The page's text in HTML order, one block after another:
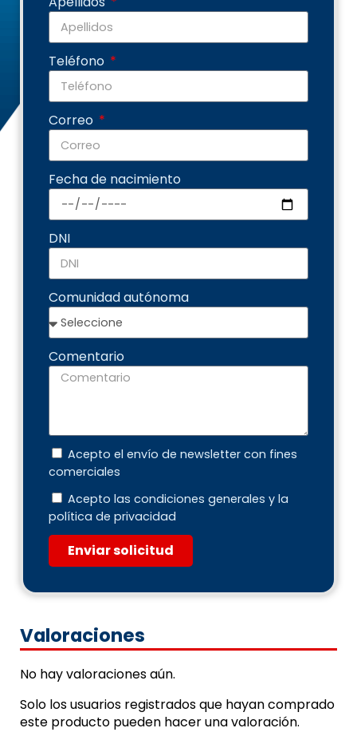
Teléfono
Correo
Fecha de nacimiento
DNI
Comunidad autónoma
Comentario
Acepto el envío de newsletter con fines
comerciales
Acepto las condiciones generales y la
política de privacidad
Enviar solicitud
Valoraciones
No hay valoraciones aún.
Solo los usuarios registrados que hayan comprado
este producto pueden hacer una valoración.